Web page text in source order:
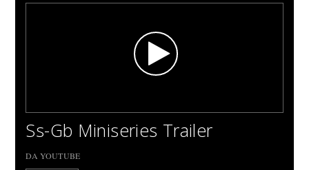
Ss-Gb Miniseries Trailer
DA YOUTUBE